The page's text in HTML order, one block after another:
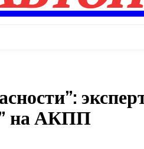
на АКПП